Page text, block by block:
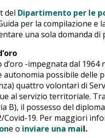
del Dipartimento per le
per la compilazione e
una sola domanda
d’oro -impegnata dal 1964
autonomia possibile delle
quattro volontari di
al servizio territoriale.
B), il possesso del
Covid-19. Per maggiori
e o inviare una mail.